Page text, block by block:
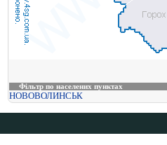
Фільтр по населених пунктах
НОВОВОЛИНСЬК